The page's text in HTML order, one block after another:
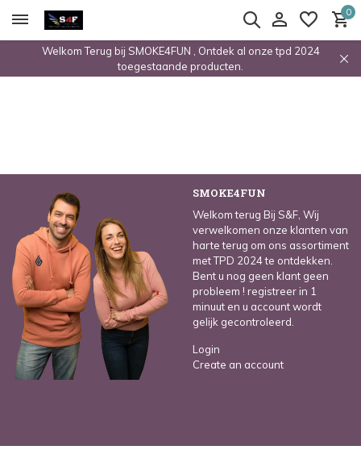
0
Welkom Terug bij SMOKE4FUN , Ontdek al onze tpd 2024
toegestaande producten.
SMOKE4FUN
Welkom terug Bij S&F, Wij
verwelkomen onze klanten van
harte terug om ons assortiment
met TPD 2024 te ontdekken.
Bent u nog geen klant geen
probleem ! registreer in 1
minuut en u account wordt
gelijk gecontroleerd.
Login
Create an account